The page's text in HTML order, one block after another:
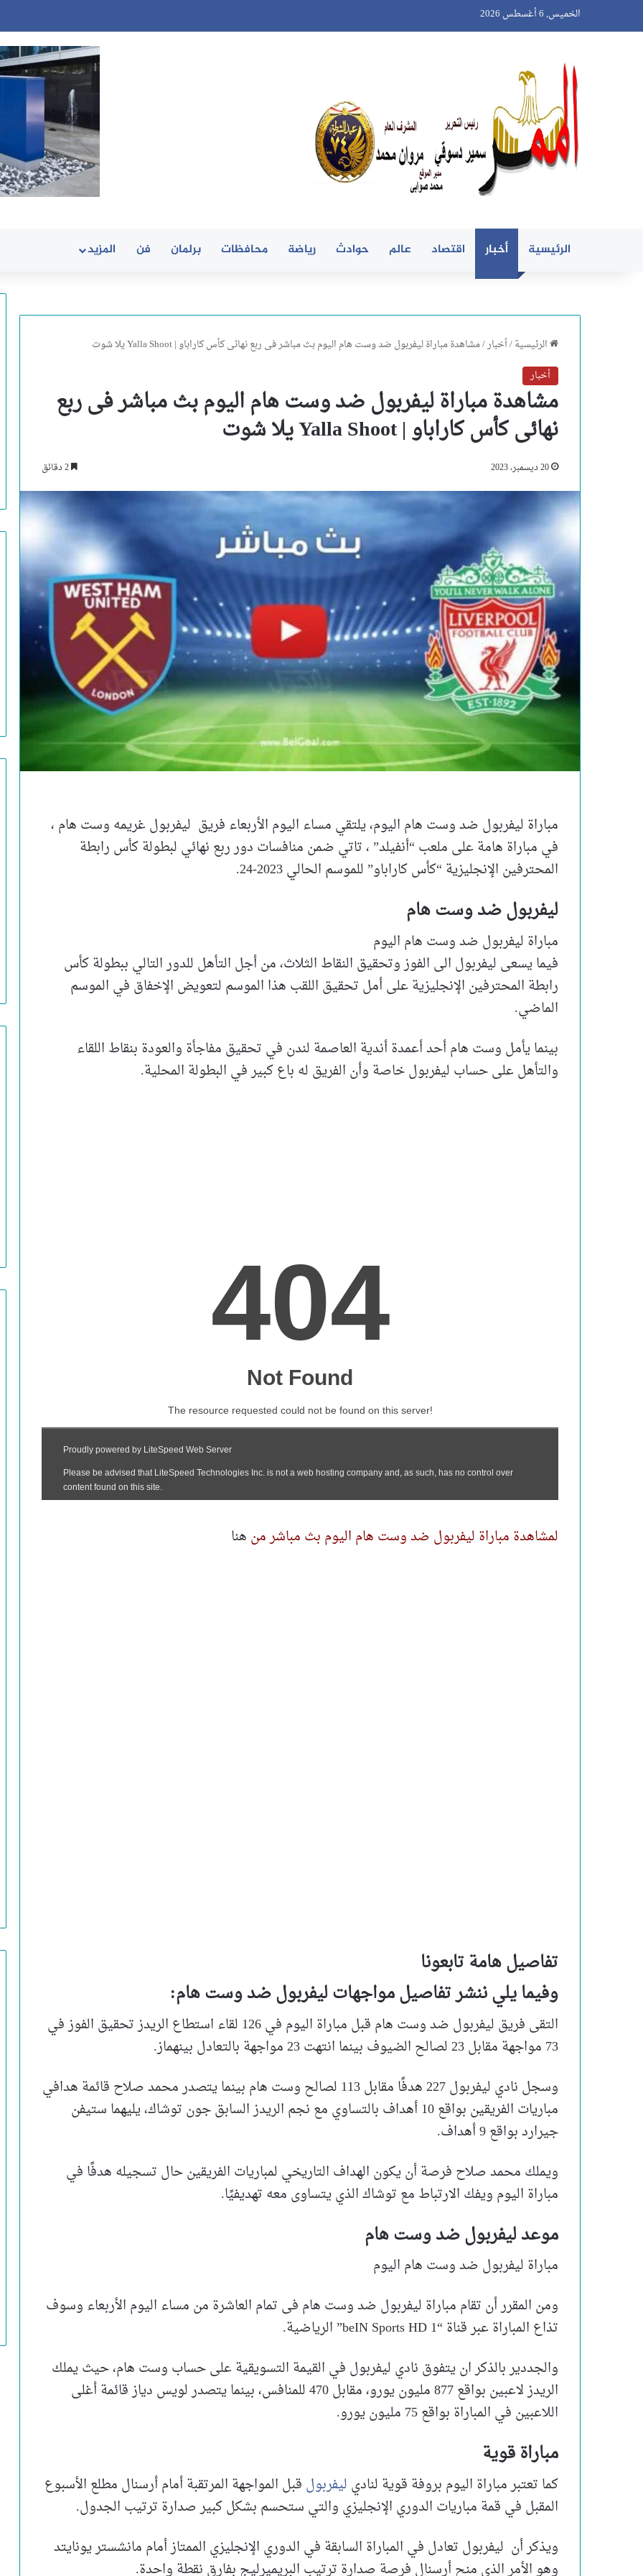
الخميس, 6 أغسطس 2026
الرئيسية أخبار اقتصاد عالم حوادث رياضة محافظات برلمان فن المزيد
الرئيسية/أخبار/مشاهدة مباراة ليفربول ضد وست هام اليوم بث مباشر فى ربع نهائى كأس كاراباو | Yalla Shoot يلا شوت
أخبار
مشاهدة مباراة ليفربول ضد وست هام اليوم بث مباشر فى ربع
نهائى كأس كاراباو | Yalla Shoot يلا شوت
20 ديسمبر، 2023
مباراة ليفربول ضد وست هام اليوم، يلتقي مساء اليوم الأربعاء فريق ليفربول غريمه وست هام ،
في مباراة هامة على ملعب “أنفيلد” ، تاتي ضمن منافسات دور ربع نهائي لبطولة كأس رابطة
المحترفين الإنجليزية “كأس كاراباو” للموسم الحالي 2023-24.
ليفربول ضد وست هام
مباراة ليفربول ضد وست هام اليوم
فيما يسعى ليفربول الى الفوز وتحقيق النقاط الثلاث، من أجل التأهل للدور التالي ببطولة كأس
رابطة المحترفين الإنجليزية على أمل تحقيق اللقب هذا الموسم لتعويض الإخفاق في الموسم
الماضي.
بينما يأمل وست هام أحد أعمدة أندية العاصمة لندن في تحقيق مفاجأة والعودة بنقاط اللقاء
والتأهل على حساب ليفربول خاصة وأن الفريق له باع كبير في البطولة المحلية.
لمشاهدة مباراة ليفربول ضد وست هام اليوم بث مباشر من هنا
تفاصيل هامة تابعونا
وفيما يلي ننشر تفاصيل مواجهات ليفربول ضد وست هام:
التقى فريق ليفربول ضد وست هام قبل مباراة اليوم في 126 لقاء استطاع الريدز تحقيق الفوز في
73 مواجهة مقابل 23 لصالح الضيوف بينما انتهت 23 مواجهة بالتعادل بينهماز.
وسجل نادي ليفربول 227 هدفًا مقابل 113 لصالح وست هام بينما يتصدر محمد صلاح قائمة هدافي
مباريات الفريقين بواقع 10 أهداف بالتساوي مع نجم الريدز السابق جون توشاك، يليهما ستيفن
جيرارد بواقع 9 أهداف.
ويملك محمد صلاح فرصة أن يكون الهداف التاريخي لمباريات الفريقين حال تسجيله هدفًا في
مباراة اليوم ويفك الارتباط مع توشاك الذي يتساوى معه تهديفيًا.
موعد ليفربول ضد وست هام
مباراة ليفربول ضد وست هام اليوم
ومن المقرر أن تقام مباراة ليفربول ضد وست هام فى تمام العاشرة من مساء اليوم الأربعاء وسوف
تذاع المباراة عبر قناة “beIN Sports HD 1” الرياضية.
والجددير بالذكر ان يتفوق نادي ليفربول في القيمة التسويقية على حساب وست هام، حيث يملك
الريدز لاعبين بواقع 877 مليون يورو، مقابل 470 للمنافس، بينما يتصدر لويس دياز قائمة أغلى
اللاعبين في المباراة بواقع 75 مليون يورو.
مباراة قوية
كما تعتبر مباراة اليوم بروفة قوية لنادي ليفربول قبل المواجهة المرتقبة أمام أرسنال مطلع الأسبوع
المقبل في قمة مباريات الدوري الإنجليزي والتي ستحسم بشكل كبير صدارة ترتيب الجدول.
ويذكر أن ليفربول تعادل في المباراة السابقة في الدوري الإنجليزي الممتاز أمام مانشستر يونايتد
وهو الأمر الذي منح أرسنال فرصة صدارة ترتيب البريميرليج بفارق نقطة واحدة.